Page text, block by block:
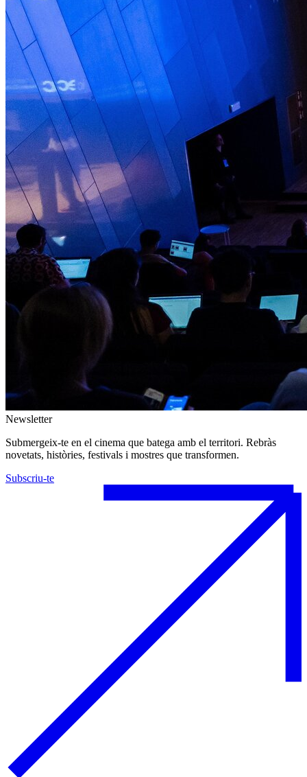
Newsletter
Submergeix-te en el cinema que batega amb el territori. Rebràs
novetats, històries, festivals i mostres que transformen.
Subscriu-te